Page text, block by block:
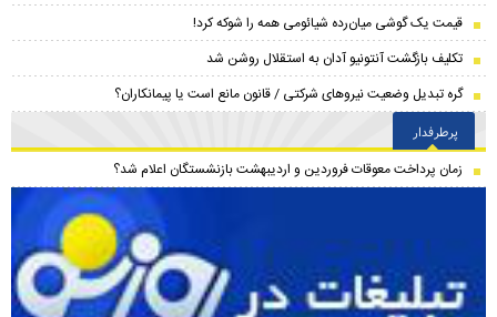
قیمت یک گوشی میان‌رده شیائومی همه را شوکه کرد!
تکلیف بازگشت آنتونیو آدان به استقلال روشن شد
گره تبدیل وضعیت نیروهای شرکتی / قانون مانع است یا پیمانکاران؟
پرطرفدار
زمان پرداخت معوقات فروردین و اردیبهشت بازنشستگان اعلام شد؟